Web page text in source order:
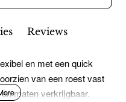
Reviews
en met een quick
van een roest vast
maten verkrijgbaar.